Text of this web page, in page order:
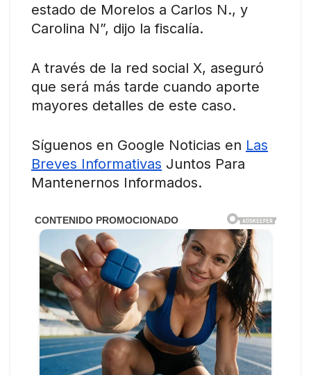
estado de Morelos a Carlos N., y
Carolina N”, dijo la fiscalía.
A través de la red social X, aseguró
que será más tarde cuando aporte
mayores detalles de este caso.
Síguenos en Google Noticias en Las
Breves Informativas Juntos Para
Mantenernos Informados.